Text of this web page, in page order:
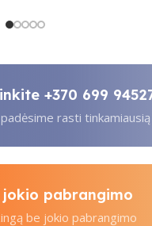
+370 699
rasti
pabrangimo
be jokio pabrangimo